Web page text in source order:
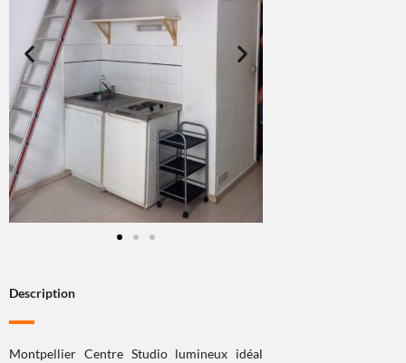
Description
Montpellier Centre Studio lumineux idéal